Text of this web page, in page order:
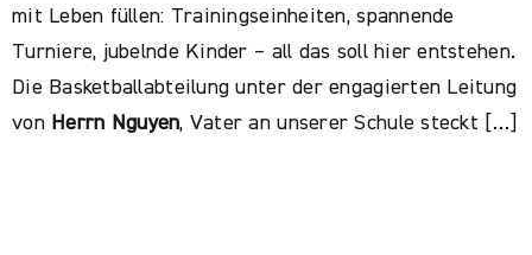
mit Leben füllen: Trainingseinheiten, spannende
Turniere, jubelnde Kinder – all das soll hier entstehen.
Die Basketballabteilung unter der engagierten Leitung
von Herrn Nguyen, Vater an unserer Schule steckt […]